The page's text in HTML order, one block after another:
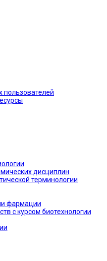
пользователей
дисциплин
терминологии
фармации
с курсом биотехнологии